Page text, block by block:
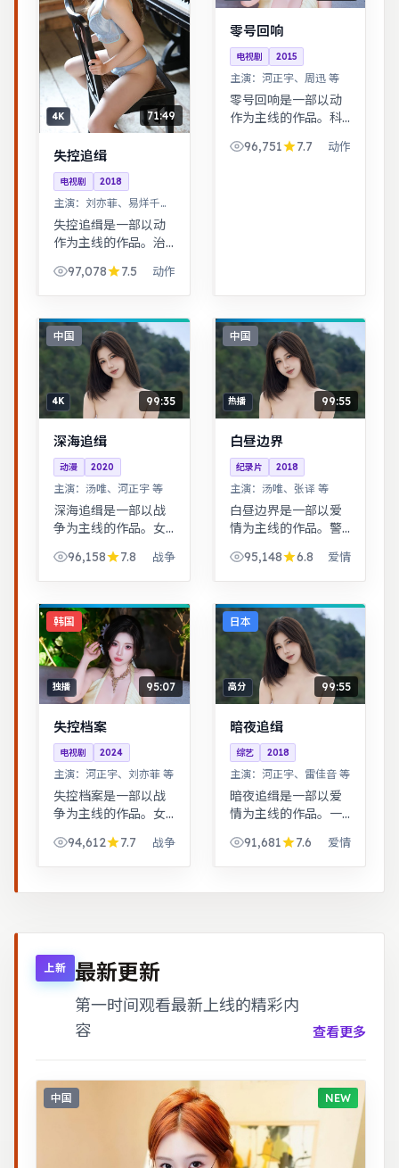
4K 71:49
失控追缉
电视剧 2018
主演： 刘亦菲、易烊千玺
等
失控追缉是一部以动
作为主线的作品。治
缓，适合放松解压观
看。警匪对峙的心理
凑，场面调度成熟。
97,078 7.5 动作
零号回响
电视剧 2015
主演： 河正宇、周迅 等
零号回响是一部以动
作为主线的作品。科
记忆，视觉风格鲜
96,751 7.7 动作
中国
4K 99:35
深海追缉
动漫 2020
主演： 汤唯、河正宇 等
深海追缉是一部以战
争为主线的作品。女
庭平衡议题，台词犀
利，共鸣感强。都市
走近彼此，笑泪交织
的成长故事。
96,158 7.8 战争
中国
热播 99:55
白昼边界
纪录片 2018
主演： 汤唯、张译 等
白昼边界是一部以爱
情为主线的作品。警
突出，节奏紧凑，场
面调度成熟。青春群
会的迷茫，细腻温
暖。
95,148 6.8 爱情
韩国
独播 95:07
失控档案
电视剧 2024
主演： 河正宇、刘亦菲 等
失控档案是一部以战
争为主线的作品。女
庭平衡议题，台词犀
利，共鸣感强。警匪
94,612 7.7 战争
日本
高分 99:55
暗夜追缉
综艺 2018
主演： 河正宇、雷佳音 等
暗夜追缉是一部以爱
情为主线的作品。一
调查，真相远比表面
更加残酷。一桩旧案
91,681 7.6 爱情
上新 最新更新
第一时间观看最新上线的精彩内
容
查看更多
中国 NEW